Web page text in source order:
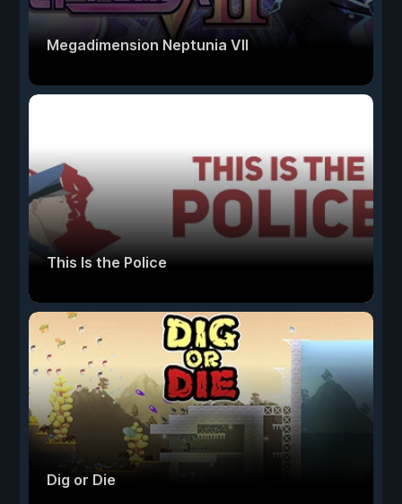
Megadimension Neptunia VII
This Is the Police
Dig or Die